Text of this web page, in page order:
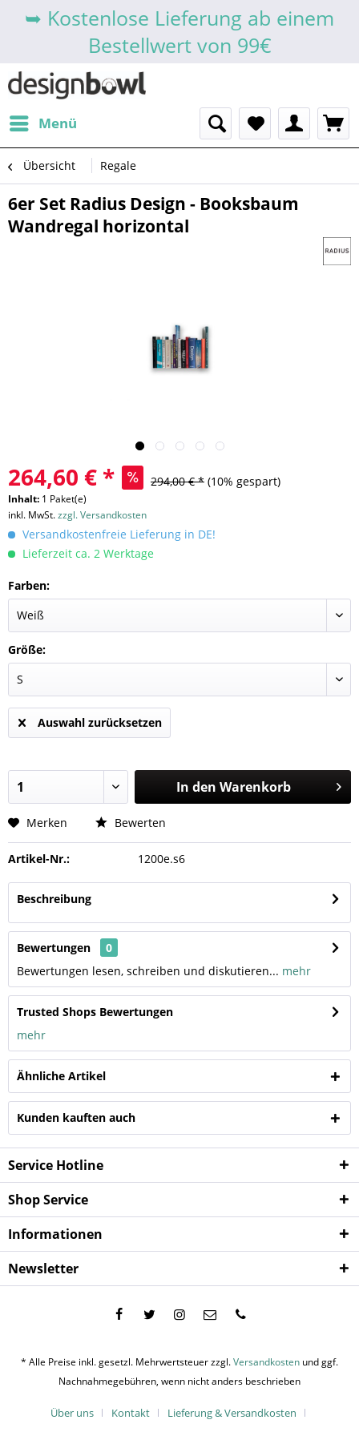
➥ Kostenlose Lieferung ab einem
Bestellwert von 99€
Menü
Übersicht Regale
6er Set Radius Design - Booksbaum
Wandregal horizontal
264,60 € * 294,00 € * (10% gespart)
Inhalt: 1 Paket(e)
inkl. MwSt.zzgl. Versandkosten
Versandkostenfreie Lieferung in DE!
Lieferzeit ca. 2 Werktage
Farben:
Größe:
Auswahl zurücksetzen
In den Warenkorb
Merken Bewerten
Artikel-Nr.: 1200e.s6
Beschreibung
Bewertungen
0
Bewertungen lesen, schreiben und diskutieren... mehr
Trusted Shops Bewertungen
mehr
Ähnliche Artikel
Kunden kauften auch
Service Hotline
Shop Service
Informationen
Newsletter
* Alle Preise inkl. gesetzl. Mehrwertsteuer zzgl.Versandkosten und ggf.
Nachnahmegebühren, wenn nicht anders beschrieben
Über uns Kontakt
Lieferung & Versandkosten